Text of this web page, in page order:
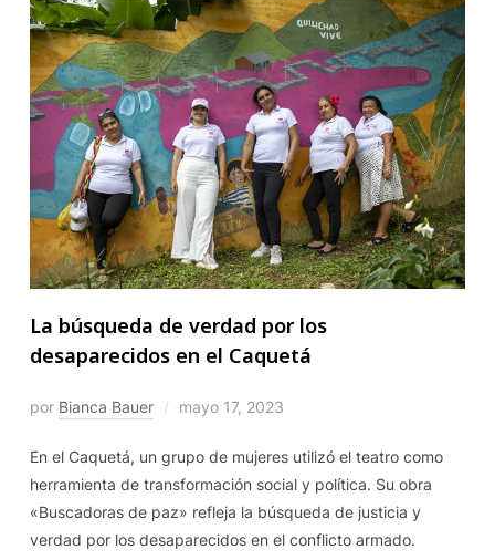
La búsqueda de verdad por los
desaparecidos en el Caquetá
por Bianca Bauer mayo 17, 2023
En el Caquetá, un grupo de mujeres utilizó el teatro como
herramienta de transformación social y política. Su obra
«Buscadoras de paz» refleja la búsqueda de justicia y
verdad por los desaparecidos en el conflicto armado.